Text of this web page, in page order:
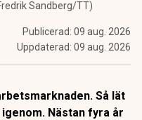
Sandberg/TT)
Publicerad: 09 aug. 2026
Uppdaterad: 09 aug. 2026
Så lät
Nästan fyra år